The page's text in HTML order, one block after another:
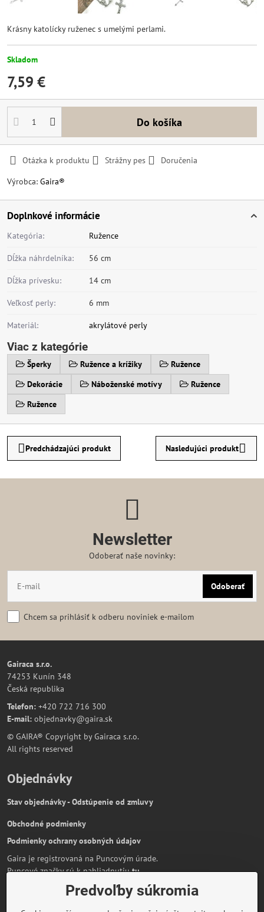
Krásny katolícky ruženec s umelými perlami.
Skladom
7,59 €
Do košíka
Otázka k produktu Strážny pes
Doručenia
Výrobca: Gaira®
Doplnkové informácie
Kategória: Ružence
Dĺžka náhrdelníka: 56 cm
Dĺžka prívesku: 14 cm
Veľkosť perly: 6 mm
Materiál: akrylátové perly
Viac z kategórie
Šperky Ružence a krížiky
Ružence
Dekorácie
Náboženské motívy
Ružence
Ružence
Predchádzajúci produkt Nasledujúci produkt
Newsletter
Odoberať naše novinky:
Odoberať
Chcem sa prihlásiť k odberu noviniek e-mailom
Gairaca s.r.o.
74253 Kunín 348
Česká republika
Telefon: +420 722 716 300
E-mail: objednavky@gaira.sk
© GAIRA® Copyright by Gairaca s.r.o.
All rights reserved
Objednávky
Stav objednávky - Odstúpenie od zmluvy
Obchodné podmienky
Podmienky ochrany osobných údajov
Gaira je registrovaná na Puncovým úrade.
Puncové značky sú k nahliadnutiutu.
Partnerská stránka:AmiraShop.sk Bypami.cz
Predvoľby súkromia